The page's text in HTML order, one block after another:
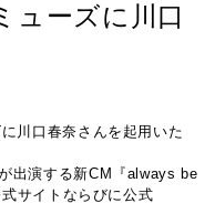
ューズに川⼝
川⼝春奈さんを起⽤いた
出演する新CM『always be
サイトならびに公式